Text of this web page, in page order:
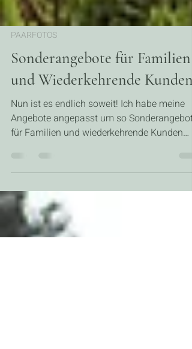
PAARFOTOS
Sonderangebote für Familien
Nun ist es endlich soweit! Ich habe meine
für Familien und wiederkehrende Kunden
anbieten zu können